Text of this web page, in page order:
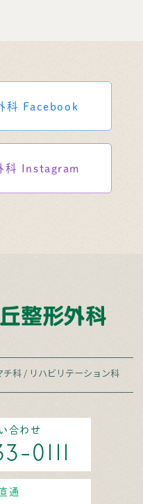
科 Facebook
科 Instagram
チ科/ リハビリテーション科
合わせ
0111
通